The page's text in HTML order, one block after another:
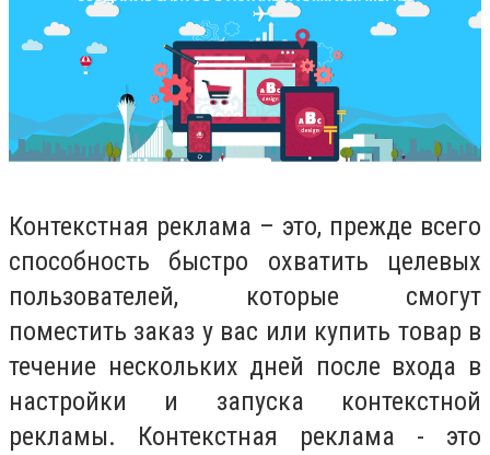
Контекстная реклама – это, прежде всего
способность быстро охватить целевых
пользователей, которые смогут
поместить заказ у вас или купить товар в
течение нескольких дней после входа в
настройки и запуска контекстной
рекламы. Контекстная реклама - это